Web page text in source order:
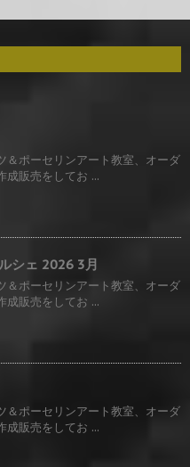
＆ポーセリンアート教室、オーダ
成販売をしてお ...
シェ 2026 3月
＆ポーセリンアート教室、オーダ
成販売をしてお ...
＆ポーセリンアート教室、オーダ
成販売をしてお ...